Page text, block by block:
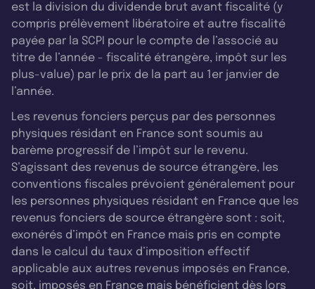
est la division du dividende brut avant fiscalité (y
compris prélèvement libératoire et autre fiscalité
payée par la SCPI pour le compte de l’associé au
titre de l’année - fiscalité étrangère, impôt sur les
plus-value) par le prix de la part au 1er janvier de
l’année.
Les revenus fonciers perçus par des personnes
physiques résidant en France sont soumis au
barème progressif de l’impôt sur le revenu.
S’agissant des revenus de source étrangère, les
conventions fiscales prévoient généralement pour
les personnes physiques résidant en France que les
revenus fonciers de source étrangère sont : soit,
exonérés d’impôt en France mais pris en compte
dans le calcul du taux d’imposition effectif
applicable aux autres revenus imposés en France,
soit, imposés en France mais bénéficient dès lors